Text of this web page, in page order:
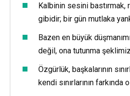
Kalbinin sesini bastırmak,
gibidir; bir gün mutlaka
Bazen en büyük
değil, ona tutunma
Özgürlük, başkalarının
kendi sınırlarının farkında